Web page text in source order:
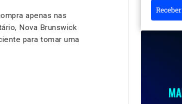
apenas nas
Nova Brunswick
para tomar uma
Receber